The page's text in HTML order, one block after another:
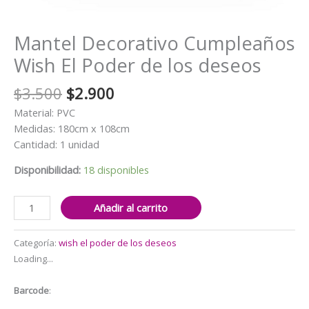
Mantel Decorativo Cumpleaños
Wish El Poder de los deseos
$3.500 El
precio
original
era:
$2.900
actual
Material: PVC
Medidas: 180cm x 108cm
Cantidad: 1 unidad
Disponibilidad: 18 disponibles
Mantel
Decorativo
Cumpleaños
Wish
El
de
Añadir al carrito
Categoría: wish el poder de los deseos
Loading...
Barcode: